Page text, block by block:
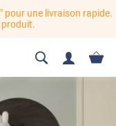
pour une livraison rapide.
produit.